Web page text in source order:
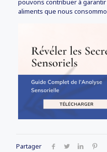
pouvons contribuer à
aliments que nous
Partager